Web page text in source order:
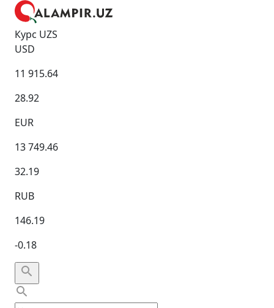
Курс UZS
USD
11 915.64
28.92
EUR
13 749.46
32.19
RUB
146.19
-0.18